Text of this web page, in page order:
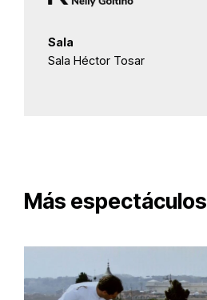
Sala
Sala Héctor Tosar
Más espectáculos